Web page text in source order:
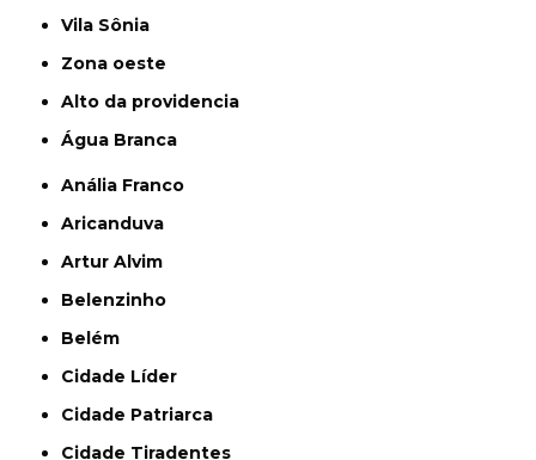
Vila Sônia
Zona oeste
alto da providencia
Água Branca
Anália Franco
Aricanduva
Artur Alvim
Belenzinho
Belém
Cidade Líder
Cidade Patriarca
Cidade Tiradentes